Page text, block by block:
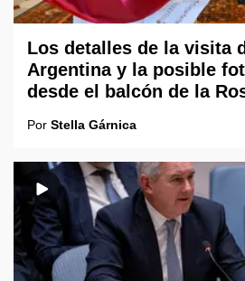
Los detalles de la visita
Argentina y la posible
desde el balcón de la
Por Stella Gárnica